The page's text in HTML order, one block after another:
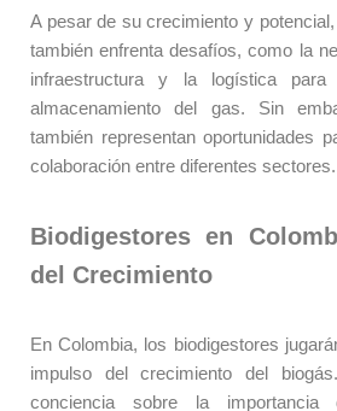
A pesar de su crecimiento y
también enfrenta desafíos, como la
infraestructura y la logística
almacenamiento del gas. Sin
también representan oportunidades
colaboración entre diferentes sectores.
Biodigestores en
del Crecimiento
En Colombia, los biodigestores
impulso del crecimiento del
conciencia sobre la importancia